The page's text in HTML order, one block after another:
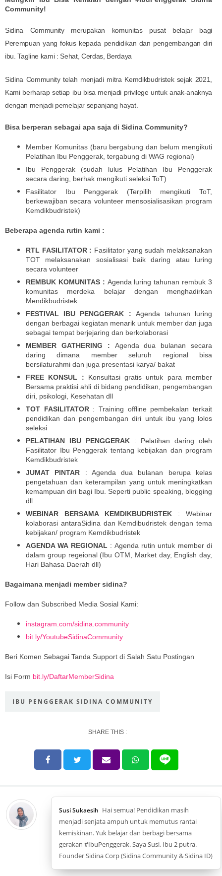
Community!
Sidina Community merupakan komunitas pusat belajar bagi
Perempuan yang fokus kepada pendidikan dan pengembangan diri
ibu.Tagline kami : Sehat, Cerdas, Berdaya
Sidina Community telah menjadi mitra Kemdikbudristek sejak 2021,
Kami berharap setiap ibu bisa menjadi privilege untuk anak-anaknya
dengan menjadi pemelajar sepanjang hayat.
Bisa berperan sebagai apa saja di Sidina Community?
Member Komunitas (baru bergabung dan belum mengikuti
Pelatihan Ibu Penggerak, tergabung di WAG regional)
Ibu Penggerak (sudah lulus Pelatihan Ibu Penggerak
secara daring, berhak mengikuti seleksi ToT)
Fasilitator Ibu Penggerak (Terpilih mengikuti ToT,
berkewajiban secara volunteer mensosialisasikan program
Kemdikbudristek)
Beberapa agenda rutin kami :
RTL FASILITATOR : Fasilitator yang sudah melaksanakan
TOT melaksanakan sosialisasi baik daring atau luring
secara volunteer
REMBUK KOMUNITAS : Agenda luring tahunan rembuk 3
komunitas merdeka belajar dengan menghadirkan
Mendikbudristek
FESTIVAL IBU PENGGERAK : Agenda tahunan luring
dengan berbagai kegiatan menarik untuk member dan juga
sebagai tempat berjejaring dan berkolaborasi
MEMBER GATHERING : Agenda dua bulanan secara
daring dimana member seluruh regional bisa
bersilaturahmi dan juga presentasi karya/ bakat
FREE KONSUL : Konsultasi gratis untuk para member
Bersama praktisi ahli di bidang pendidikan, pengembangan
diri, psikologi, Kesehatan dll
TOT FASILITATOR : Training offline pembekalan terkait
pendidikan dan pengembangan diri untuk ibu yang lolos
seleksi
PELATIHAN IBU PENGGERAK : Pelatihan daring oleh
Fasilitator Ibu Penggerak tentang kebijakan dan program
Kemdikbudristek
JUMAT PINTAR : Agenda dua bulanan berupa kelas
pengetahuan dan keterampilan yang untuk meningkatkan
kemampuan diri bagi Ibu. Seperti public speaking, blogging
dll
WEBINAR BERSAMA KEMDIKBUDRISTEK : Webinar
kolaborasi antaraSidina dan Kemdibudristek dengan tema
kebijakan/ program Kemdikbudristek
AGENDA WA REGIONAL: Agenda rutin untuk member di
dalam group regeional (Ibu OTM, Market day, English day,
Hari Bahasa Daerah dll)
Bagaimana menjadi member sidina?
Follow dan Subscribed Media Sosial Kami:
instagram.com/sidina.community
bit.ly/YoutubeSidinaCommunity
Beri Komen Sebagai Tanda Support di Salah Satu Postingan
Isi Form bit.ly/DaftarMemberSidina
IBU PENGGERAK SIDINA COMMUNITY
SHARE THIS :
Susi Sukaesih Hai semua! Pendidikan masih
menjadi senjata ampuh untuk memutus rantai
kemiskinan. Yuk belajar dan berbagi bersama
gerakan #IbuPenggerak. Saya Susi, Ibu 2 putra.
Founder Sidina Corp (Sidina Community & Sidina ID)